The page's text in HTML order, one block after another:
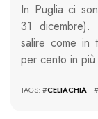
In Puglia ci
31
salire come in
per cento in
TAGS: #CELIACHIA #